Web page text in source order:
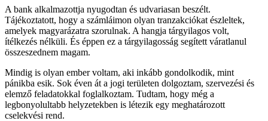
A bank alkalmazottja nyugodtan és udvariasan beszélt.
Tájékoztatott, hogy a számláimon olyan tranzakciókat észleltek,
amelyek magyarázatra szorulnak. A hangja tárgyilagos volt,
ítélkezés nélküli. És éppen ez a tárgyilagosság segített váratlanul
összeszednem magam.
Mindig is olyan ember voltam, aki inkább gondolkodik, mint
pánikba esik. Sok éven át a jogi területen dolgoztam, szervezési és
elemző feladatokkal foglalkoztam. Tudtam, hogy még a
legbonyolultabb helyzetekben is létezik egy meghatározott
cselekvési rend.